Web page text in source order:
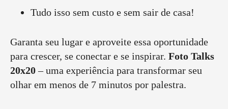
Tudo isso sem custo e sem sair de casa!
Garanta seu lugar e aproveite essa oportunidade
para crescer, se conectar e se inspirar. Foto Talks
20x20– uma experiência para transformar seu
olhar em menos de 7 minutos por palestra.